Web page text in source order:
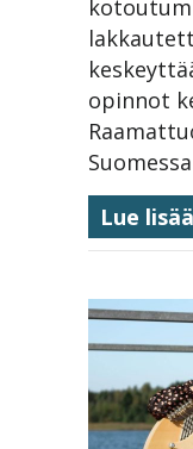
opinnot
Lue lisää